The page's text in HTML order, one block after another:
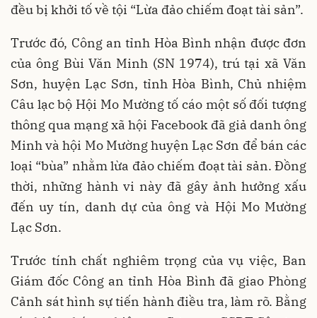
đều bị khởi tố về tội “Lừa đảo chiếm đoạt tài sản”.
Trước đó, Công an tỉnh Hòa Bình nhận được đơn
của ông Bùi Văn Minh (SN 1974), trú tại xã Văn
Sơn, huyện Lạc Sơn, tỉnh Hòa Bình, Chủ nhiệm
Câu lạc bộ Hội Mo Mường tố cáo một số đối tượng
thông qua mạng xã hội Facebook đã giả danh ông
Minh và hội Mo Mường huyện Lạc Sơn để bán các
loại “bùa” nhằm lừa đảo chiếm đoạt tài sản. Đồng
thời, những hành vi này đã gây ảnh hưởng xấu
đến uy tín, danh dự của ông và Hội Mo Mường
Lạc Sơn.
Trước tính chất nghiêm trọng của vụ việc, Ban
Giám đốc Công an tỉnh Hòa Bình đã giao Phòng
Cảnh sát hình sự tiến hành điều tra, làm rõ. Bằng